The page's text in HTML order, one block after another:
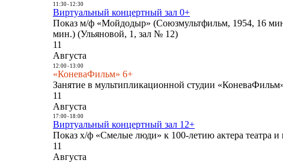
11:30- 12:30
Виртуальный концертный зал 0+
Показ м/ф «Мойдодыр» (Союзмультфильм, 1954, 16
мин.) (Ульяновой, 1, зал № 12)
11
Августа
12:00- 13:00
«КоневаФильм» 6+
Занятие в мультипликационной студии
11
Августа
17:00- 18:00
Виртуальный концертный зал 12+
Показ х/ф «Смелые люди» к 100-летию актера театра
11
Августа